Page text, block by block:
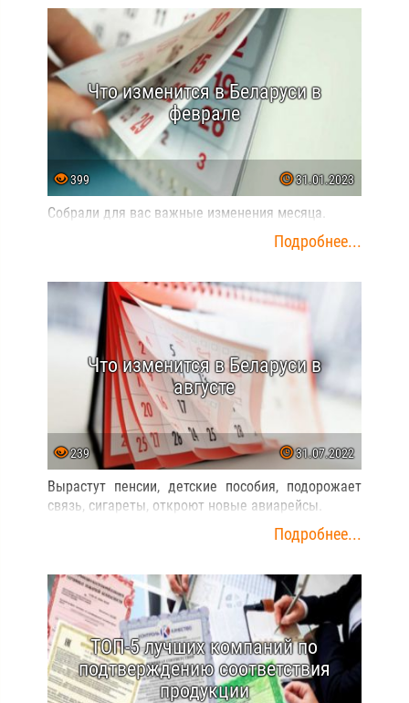
Что изменится в Беларуси в
феврале
399 31.01.2023
Собрали для вас важные изменения месяца.
Подробнее...
Что изменится в Беларуси в
августе
239 31.07.2022
Вырастут пенсии, детские пособия, подорожает
связь, сигареты, откроют новые авиарейсы.
Подробнее...
ТОП-5 лучших компаний по
подтверждению соответствия
продукции